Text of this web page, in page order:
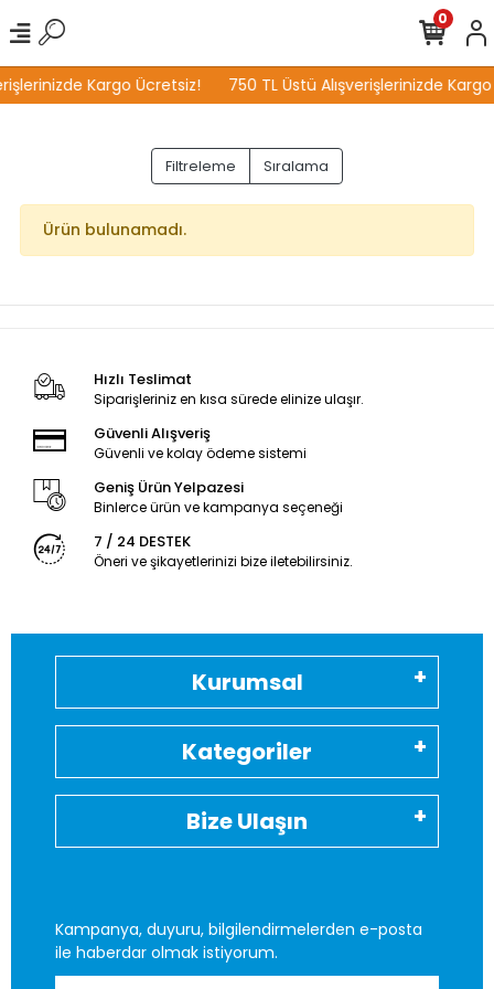
Kargo Ücretsiz! 750 TL Üstü Alışverişlerinizde
0
Filtreleme Sıralama
Ürün bulunamadı.
Hızlı Teslimat
Siparişleriniz en kısa sürede elinize ulaşır.
Güvenli Alışveriş
Güvenli ve kolay ödeme sistemi
Geniş Ürün Yelpazesi
Binlerce ürün ve kampanya seçeneği
7 / 24 DESTEK
Öneri ve şikayetlerinizi bize iletebilirsiniz.
Kurumsal
Kategoriler
Bize Ulaşın
Kampanya, duyuru, bilgilendirmelerden e-posta
ile haberdar olmak istiyorum.